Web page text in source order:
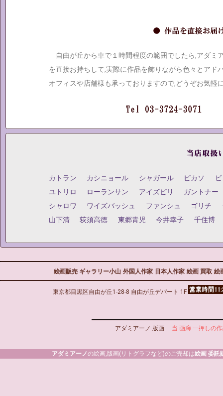
自由が丘から車で１時間程度の範囲でしたら,アダミ
を直接お持ちして,実際に作品を飾りながら色々とアド
オフィスや店舗様も承っておりますので,どうぞお気軽
カトラン カシニョール シャガール ピカソ
ユトリロ
ローランサン アイズピリ
ガントナー
シャロワ
ワイズバッシュ ファンシュ ゴリチ
山下清
荻須高徳 東郷青児 今井幸子 千住博
絵画販売 ギャラリー小山 外国人作家 日本人作家 絵画 買取 絵
東京都目黒区自由が丘1-28-8 自由が丘デパート 1F
アダミアーノ 版画 当 画廊 一押しの
アダミアーノの絵画,版画(リトグラフなど)のご売却は絵画 委託